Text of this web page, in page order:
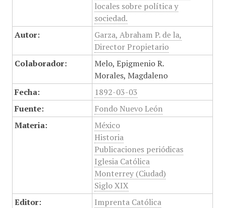
locales sobre política y
sociedad.
Autor:
Garza, Abraham P. de la,
Director Propietario
Colaborador:
Melo, Epigmenio R.
Morales, Magdaleno
Fecha:
1892-03-03
Fuente:
Fondo Nuevo León
Materia:
México
Historia
Publicaciones periódicas
Iglesia Católica
Monterrey (Ciudad)
Siglo XIX
Editor:
Imprenta Católica